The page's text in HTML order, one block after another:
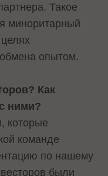
Такое
миноритарный
опытом.
Как
ними?
которые
команде
по нашему
были